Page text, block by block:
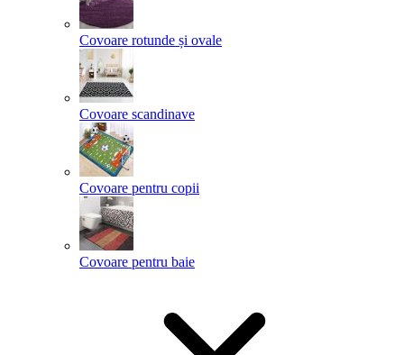
Covoare rotunde și ovale
Covoare scandinave
Covoare pentru copii
Covoare pentru baie